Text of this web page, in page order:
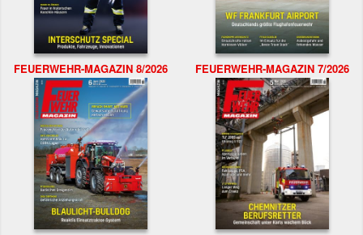
FEUERWEHR-MAGAZIN 8/2026 FEUERWEHR-MAGAZIN 7/2026